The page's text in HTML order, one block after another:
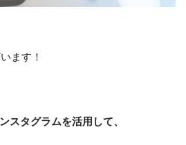
ます！
タグラムを活用して、